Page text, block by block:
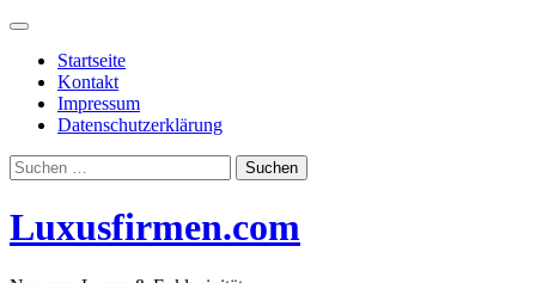
Skip
contentStartseite
Kontakt
Impressum
Datenschutzerklärung
Suchen
nach:
Luxusfirmen.com